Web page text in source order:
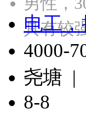
具有较
电工
4000-
尧塘 |
8-8